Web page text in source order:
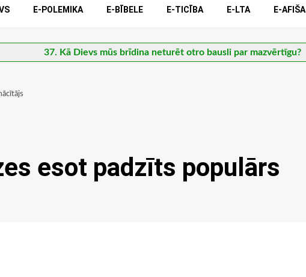
E-POLEMIKA E-BĪBELE E-TICĪBA E-LTA E-AFIŠA
37. Kā Dievs mūs brīdina neturēt otro bausli par mazvērtīgu?
esot padzīts populārs